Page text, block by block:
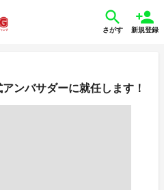
さがす 新規登録
ンバサダーに就任します！